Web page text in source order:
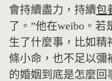
會持續盡力，持續包
了。”他在weibo。
生了什麼事，比如精
條小命，也不足以彌
的婚姻到底是怎麼回